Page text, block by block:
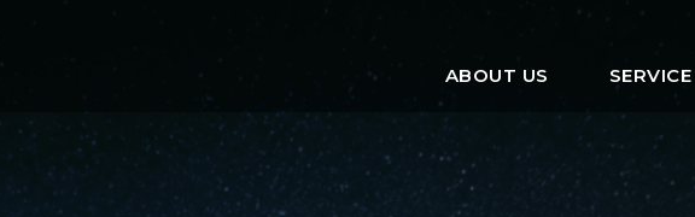
ABOUT US SERVICE